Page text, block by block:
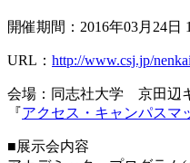
開催期間：2016年03月24日
URL： http://www.csj.jp/
会場：同志社大学 京田辺
『アクセス・キャンパスマ
■展示会内容